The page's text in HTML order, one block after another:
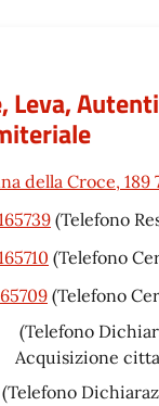
Leva,
della Croce, 189
(Telefono
(Telefono
(Telefono
(Telefono
Acquisizione
(Telefono